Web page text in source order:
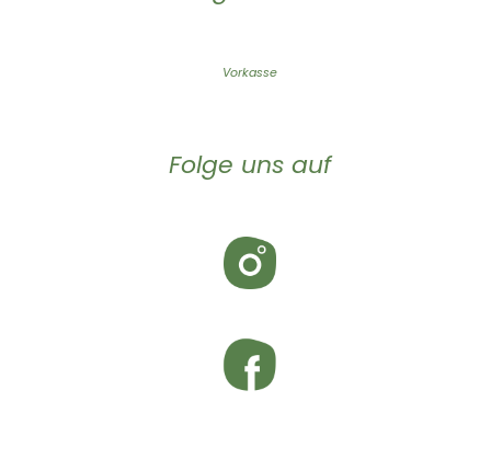
Vorkasse
Folge uns auf